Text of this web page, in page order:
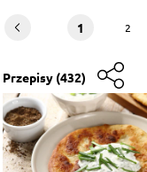
1 2
Przepisy (432)